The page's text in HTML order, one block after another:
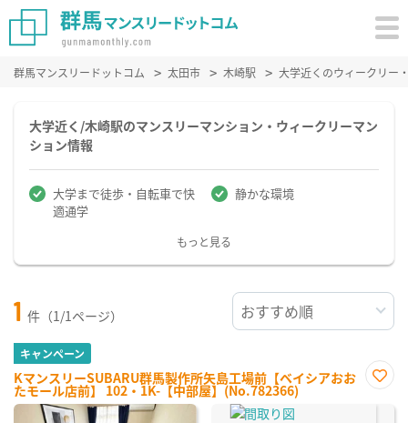
群馬マンスリードットコム 太田市 木崎駅 大学近くのウィークリー
大学近く/木崎駅のマンスリーマンション・ウィークリーマン
ション情報
大学まで徒歩・自転車で快
適通学
静かな環境
もっと見る
1 件（1/1ページ）
キャンペーン
KマンスリーSUBARU群馬製作所矢島工場前【ベイシアおお
たモール店前】 102・1K-【中部屋】(No.782366)
に入